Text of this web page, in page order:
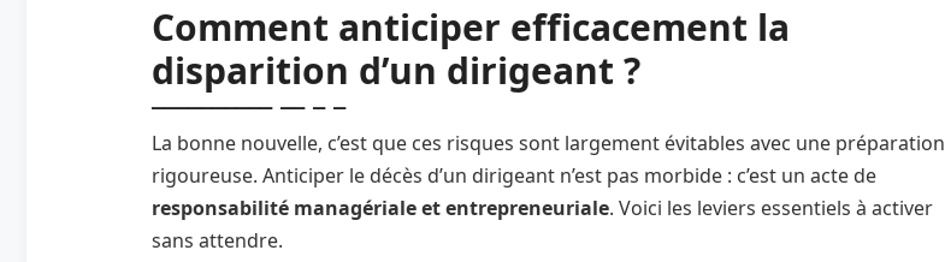
Comment anticiper efficacement la
disparition d’un dirigeant ?
La bonne nouvelle, c’est que ces risques sont largement évitables avec une préparation
rigoureuse. Anticiper le décès d’un dirigeant n’est pas morbide : c’est un acte de
responsabilité managériale et entrepreneuriale. Voici les leviers essentiels à activer
sans attendre.